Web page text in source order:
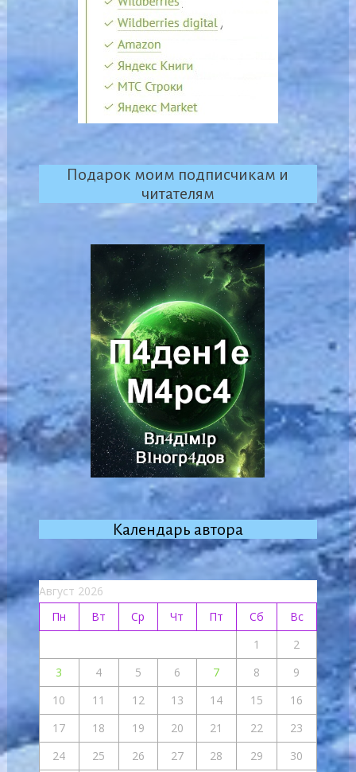
Подарок моим подписчикам и
читателям
Календарь автора
Август 2026
Пн
Вт Ср Чт Пт Сб
Вс
1
2
3
4 5 6 7 8
9
10
11 12 13 14 15
16
17
18 19 20 21 22
23
24
25 26 27 28 29 30